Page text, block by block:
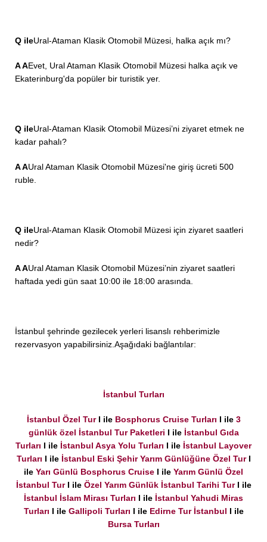
Q ileUral-Ataman Klasik Otomobil Müzesi, halka açık mı?
A AEvet, Ural Ataman Klasik Otomobil Müzesi halka açık ve
Ekaterinburg'da popüler bir turistik yer.
Q ileUral-Ataman Klasik Otomobil Müzesi’ni ziyaret etmek ne
kadar pahalı?
A AUral Ataman Klasik Otomobil Müzesi'ne giriş ücreti 500
ruble.
Q ileUral-Ataman Klasik Otomobil Müzesi için ziyaret saatleri
nedir?
A AUral Ataman Klasik Otomobil Müzesi’nin ziyaret saatleri
haftada yedi gün saat 10:00 ile 18:00 arasında.
İstanbul şehrinde gezilecek yerleri lisanslı rehberimizle
rezervasyon yapabilirsiniz.Aşağıdaki bağlantılar:
İstanbul Turları
İstanbul Özel TurI ile Bosphorus Cruise Turları I ile 3
günlük özel İstanbul Tur Paketleri I ile İstanbul Gıda
Turları I ile İstanbul Asya Yolu Turları I ile İstanbul Layover
Turları I ile İstanbul Eski Şehir Yarım Günlüğüne Özel TurI
ile Yarı Günlü Bosphorus Cruise I ile Yarım Günlü Özel
İstanbul TurI ile Özel Yarım Günlük İstanbul Tarihi TurI ile
İstanbul İslam Mirası Turları I ile İstanbul Yahudi Miras
Turları I ile Gallipoli Turları I ile Edirne Tur İstanbul I ile
Bursa Turları